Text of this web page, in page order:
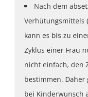
Nach dem
Verhütungsmittels
kann es bis zu
Zyklus einer Frau
nicht einfach, den
bestimmen. Daher
bei Kinderwunsch